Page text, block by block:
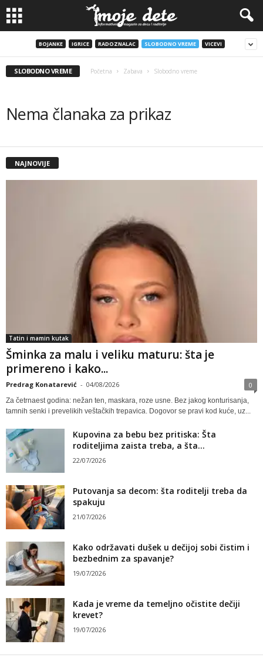
BOJANKE IGRICE RADOZNALAC SLOBODNO VREME VICEVI
SLOBODNO VREME Početna Zabava Slobodno vreme
Nema članaka za prikaz
NAJNOVIJE
Tatin i mamin kutak
Šminka za malu i veliku maturu: šta je
primereno i kako...
Predrag Konatarević - 04/08/2026 0
Za četrnaest godina: nežan ten, maskara, roze usne. Bez jakog konturisanja,
tamnih senki i prevelikih veštačkih trepavica. Dogovor se pravi kod kuće, uz...
Kupovina za bebu bez pritiska: Šta
roditeljima zaista treba, a šta...
22/07/2026
Putovanja sa decom: šta roditelji treba da
spakuju
21/07/2026
Kako održavati dušek u dečijoj sobi čistim i
bezbednim za spavanje?
19/07/2026
Kada je vreme da temeljno očistite dečiji
krevet?
19/07/2026